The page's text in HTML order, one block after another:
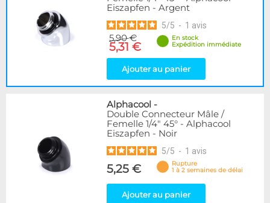
Eiszapfen - Argent
5/5 - 1 avis
5,90 €
5,31 €
En stock
Expédition immédiate
Ajouter au panier
Alphacool -
Double Connecteur Mâle /
Femelle 1/4" 45° - Alphacool
Eiszapfen - Noir
5/5 - 1 avis
5,25 €
Rupture
1 à 2 semaines de délai
Ajouter au panier